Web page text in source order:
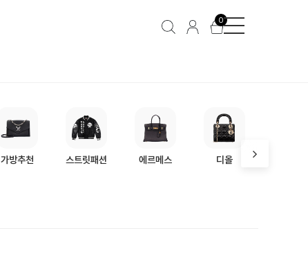
0
에르메스
가방추천 스트릿패션 에르메스 디올